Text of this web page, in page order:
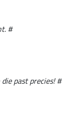
#
past precies! #